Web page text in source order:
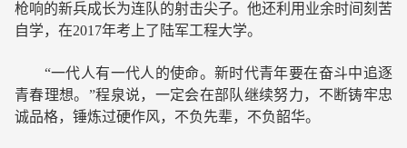
枪响的新兵成长为连队的射击尖子。他还利用业余时间刻苦
自学，在2017年考上了陆军工程大学。
“一代人有一代人的使命。新时代青年要在奋斗中追逐
青春理想。”程泉说，一定会在部队继续努力，不断铸牢忠
诚品格，锤炼过硬作风，不负先辈，不负韶华。